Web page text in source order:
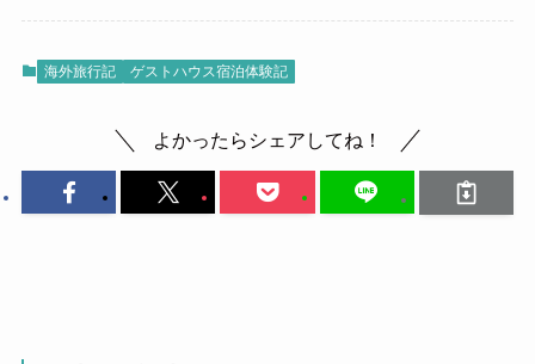
海外旅行記 ゲストハウス宿泊体験記
よかったらシェアしてね！